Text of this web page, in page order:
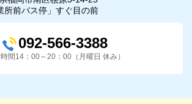
所前バス停」すぐ目の前
092-566-3388
間14：00～20：00（月曜日 休み）